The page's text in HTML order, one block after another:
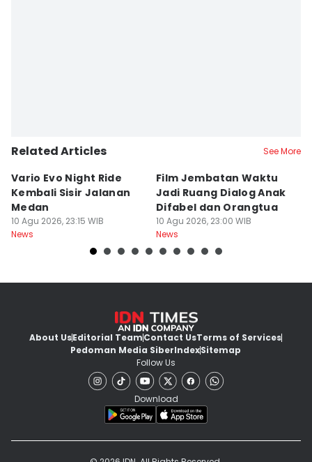
Related Articles See More
Vario Evo Night Ride
Kembali Sisir Jalanan
Medan
10 Agu 2026, 23:15 WIB
News
Film Jembatan Waktu
Jadi Ruang Dialog Anak
Difabel dan Orangtua
10 Agu 2026, 23:00 WIB
News
About UsEditorial TeamContact UsTerms of Services
Pedoman Media SiberIndexSitemap
Follow Us
Download